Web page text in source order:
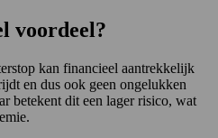
voordeel?
kan financieel aantrekkelijk
en dus ook geen ongelukken
betekent dit een lager risico, wat